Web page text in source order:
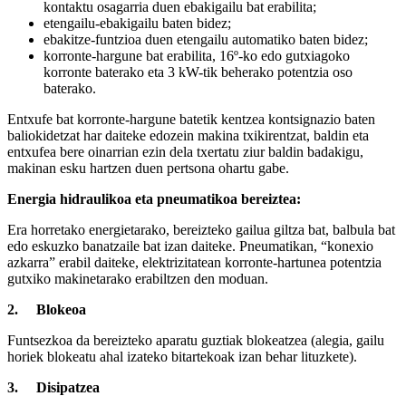
kontaktu osagarria duen ebakigailu bat erabilita;
etengailu-ebakigailu baten bidez;
ebakitze-funtzioa duen etengailu automatiko baten bidez;
korronte-hargune bat erabilita, 16º-ko edo gutxiagoko
korronte baterako eta 3 kW-tik beherako potentzia oso
baterako.
Entxufe bat korronte-hargune batetik kentzea kontsignazio baten
baliokidetzat har daiteke edozein makina txikirentzat, baldin eta
entxufea bere oinarrian ezin dela txertatu ziur baldin badakigu,
makinan esku hartzen duen pertsona ohartu gabe.
Energia hidraulikoa eta pneumatikoa bereiztea:
Era horretako energietarako, bereizteko gailua giltza bat, balbula bat
edo eskuzko banatzaile bat izan daiteke. Pneumatikan, “konexio
azkarra” erabil daiteke, elektrizitatean korronte-hartunea potentzia
gutxiko makinetarako erabiltzen den moduan.
2. Blokeoa
Funtsezkoa da bereizteko aparatu guztiak blokeatzea (alegia, gailu
horiek blokeatu ahal izateko bitartekoak izan behar lituzkete).
3. Disipatzea